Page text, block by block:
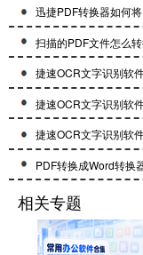
迅捷PDF转换器如何
扫描的PDF文件怎么
捷速OCR文字识别软
捷速OCR文字识别软
捷速OCR文字识别软
PDF转换成Word转换
相关专题